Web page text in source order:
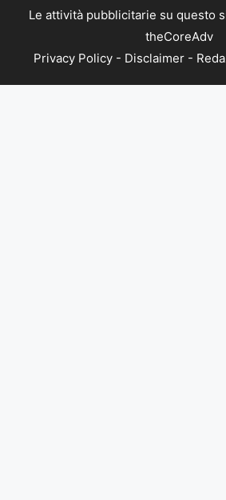
Le attività pubblicitarie su questo
theCoreAdv
Privacy Policy - Disclaimer -